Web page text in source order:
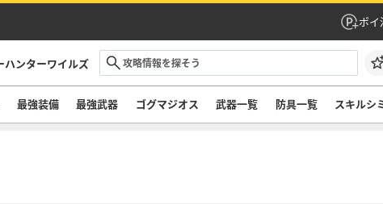
ポイ
ハンターワイルズ
最強装備 最強武器 ゴグマジオス 武器一覧 防具一覧 スキルシ